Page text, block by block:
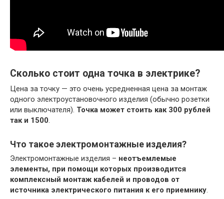
Сколько стоит одна точка в электрике?
Цена за точку — это очень усредненная цена за монтаж
одного электроустановочного изделия (обычно розетки
или выключателя). Точка может стоить как 300 рублей
так и 1500.
Что такое электромонтажные изделия?
Электромонтажные изделия – неотъемлемые
элементы, при помощи которых производится
комплексный монтаж кабелей и проводов от
источника электрического питания к его приемнику.